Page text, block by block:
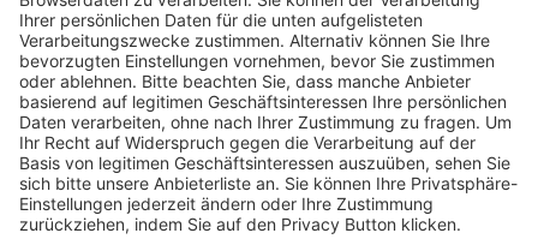
Trainerausbildung
Schulungsangebot Vereinsmitarbeiter
BFV-Geschäftsstellen
Trainerbörse
Login SpielPlus